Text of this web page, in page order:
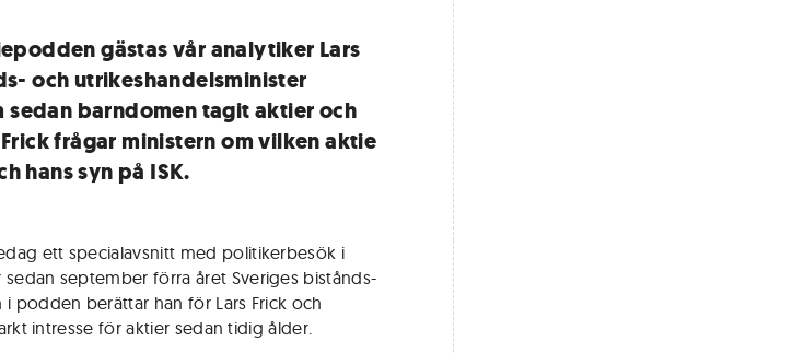
gästas vår analytiker Lars
och utrikeshandelsminister
sedan barndomen tagit aktier och
frågar ministern om vilken aktie
hans syn på ISK.
ett specialavsnitt med politikerbesök i
september förra året Sveriges bistånds-
podden berättar han för Lars Frick och
intresse för aktier sedan tidig ålder.